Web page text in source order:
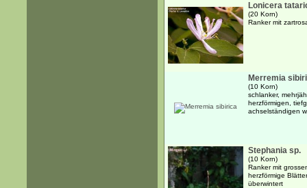
Lonicera
(20 Korn)
Ranker mit
Merremia
(10 Korn)
schlanker,
herzförmigen,
achselständigen
Stephania sp.
(10 Korn)
Ranker mit
herzförmige
überwintert